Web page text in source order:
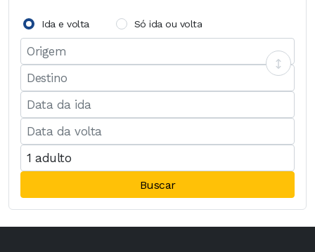
Ida e volta Só ida ou volta
Buscar